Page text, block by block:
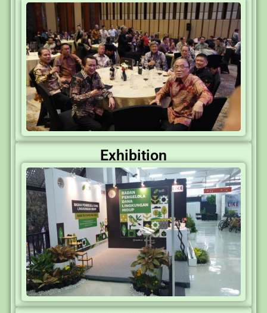
Exhibition